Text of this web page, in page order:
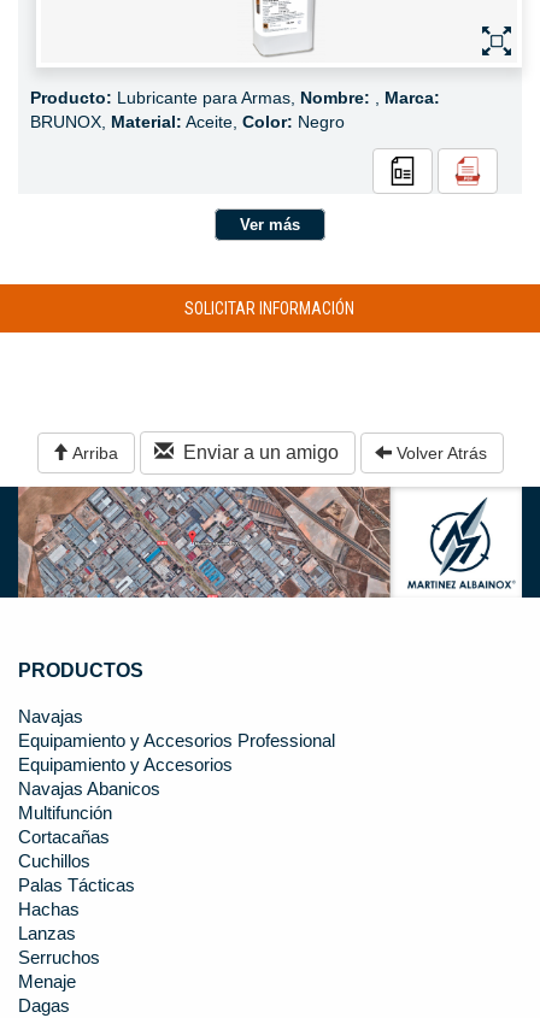
Producto: Lubricante para Armas, Nombre:
Marca:
BRUNOX, Material: Aceite, Color: Negro
Ver más
SOLICITAR INFORMACIÓN
Arriba Enviar a un amigo Volver Atrás
PRODUCTOS
Navajas
Equipamiento y Accesorios Professional
Equipamiento y Accesorios
Navajas Abanicos
Multifunción
Cortacañas
Cuchillos
Palas Tácticas
Hachas
Lanzas
Serruchos
Menaje
Dagas